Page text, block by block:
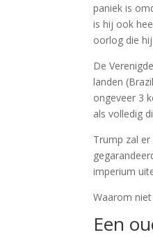
paniek is
is hij ook
oorlog die
De
landen
ongeveer 3
als volledig
Trump zal
imperium
Waarom
Een